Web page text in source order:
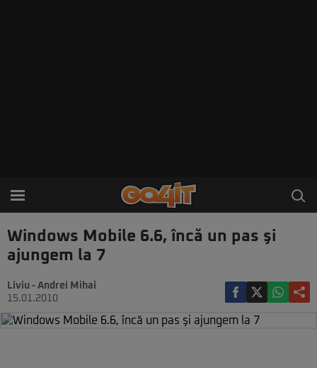
Windows Mobile 6.6, încă un pas şi
ajungem la 7
Liviu - Andrei Mihai
15.01.2010